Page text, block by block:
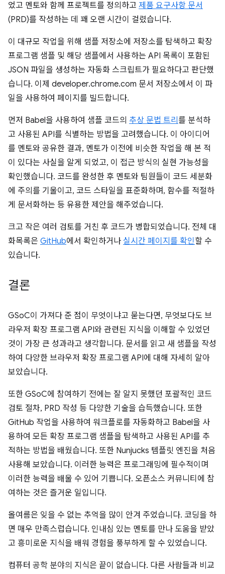
었고 멘토와 함께 프로젝트를 정의하고 제품 요구사항 문서
(PRD)를 작성하는 데 꽤 오랜 시간이 걸렸습니다.
이 대규모 작업을 위해 샘플 저장소에 저장소를 탐색하고 확장
프로그램 샘플 및 해당 샘플에서 사용하는 API 목록이 포함된
JSON 파일을 생성하는 자동화 스크립트가 필요하다고 판단했
습니다. 이제 developer.chrome.com 문서 저장소에서 이 파
일을 사용하여 페이지를 빌드합니다.
먼저 Babel을 사용하여 샘플 코드의 추상 문법 트리 를 분석하
고 사용된 API를 식별하는 방법을 고려했습니다. 이 아이디어
를 멘토와 공유한 결과, 멘토가 이전에 비슷한 작업을 해 본 적
이 있다는 사실을 알게 되었고, 이 접근 방식의 실현 가능성을
확인했습니다. 코드를 완성한 후 멘토와 팀원들이 코드 세분화
에 주의를 기울이고, 코드 스타일을 표준화하며, 함수를 적절하
게 문서화하는 등 유용한 제안을 해주었습니다.
크고 작은 여러 검토를 거친 후 코드가 병합되었습니다. 전체 대
화목록은 GitHub에서 확인하거나 실시간 페이지를 확인할 수
있습니다.
결론
GSoC이 가져다 준 점이 무엇이냐고 묻는다면, 무엇보다도 브
라우저 확장 프로그램 API와 관련된 지식을 이해할 수 있었던
것이 가장 큰 성과라고 생각합니다. 문서를 읽고 새 샘플을 작성
하여 다양한 브라우저 확장 프로그램 API에 대해 자세히 알아
보았습니다.
또한 GSoC에 참여하기 전에는 잘 알지 못했던 포괄적인 코드
검토 절차, PRD 작성 등 다양한 기술을 습득했습니다. 또한
GitHub 작업을 사용하여 워크플로를 자동화하고 Babel을 사
용하여 모든 확장 프로그램 샘플을 탐색하고 사용된 API를 추
적하는 방법을 배웠습니다. 또한 Nunjucks 템플릿 엔진을 처음
사용해 보았습니다. 이러한 능력은 프로그래밍에 필수적이며
이러한 능력을 배울 수 있어 기쁩니다. 오픈소스 커뮤니티에 참
여하는 것은 즐거운 일입니다.
올여름은 잊을 수 없는 추억을 많이 안겨 주었습니다. 코딩을 하
면 매우 만족스럽습니다. 인내심 있는 멘토를 만나 도움을 받았
고 흥미로운 지식을 배워 경험을 풍부하게 할 수 있었습니다.
컴퓨터 공학 분야의 지식은 끝이 없습니다. 다른 사람들과 비교